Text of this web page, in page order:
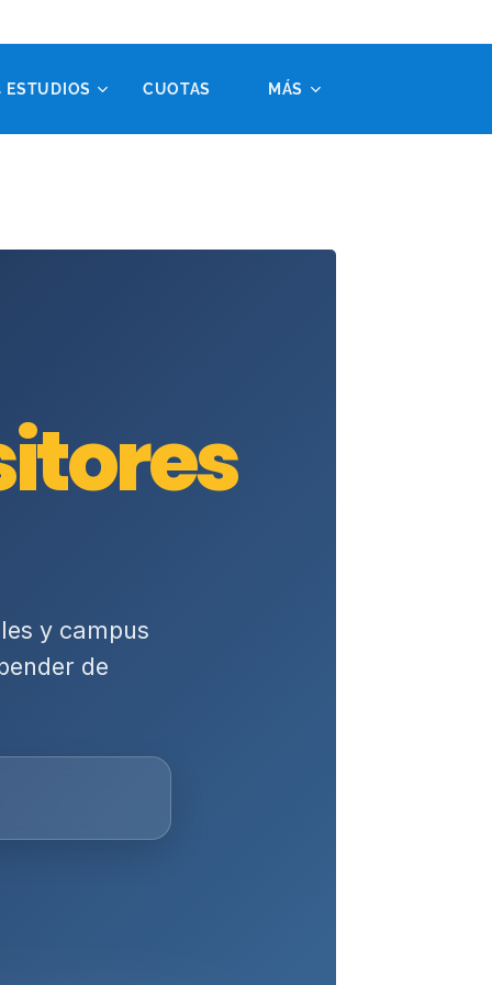
ESTUDIOS CUOTAS✔️ MÁS
y campus
de